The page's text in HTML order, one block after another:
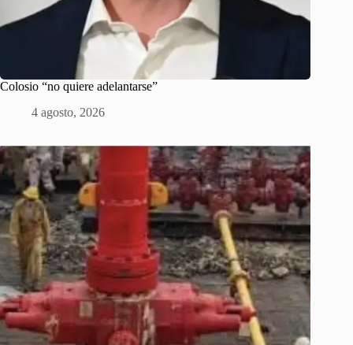
Colosio “no quiere adelantarse”
4 agosto, 2026